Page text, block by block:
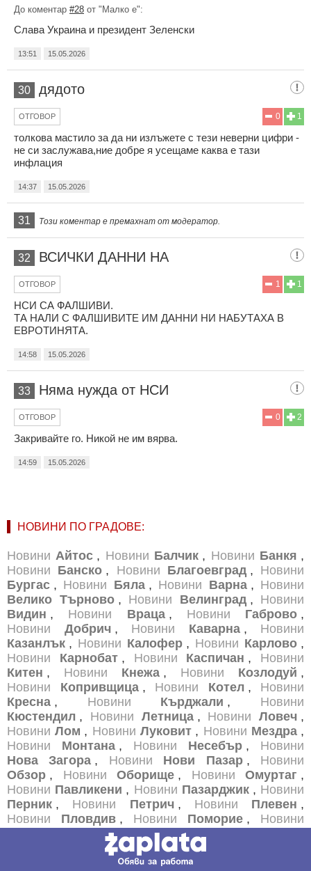
До коментар #28 от "Малко е":
Слава Украина и президент Зеленски
13:51 15.05.2026
30 дядото
1
0
ОТГОВОР
толкова мастило за да ни излъжете с тези неверни цифри -
не си заслужава,ние добре я усещаме каква е тази
инфлация
14:37 15.05.2026
31 Този коментар е премахнат от модератор.
32 ВСИЧКИ ДАННИ НА
1
1
ОТГОВОР
НСИ СА ФАЛШИВИ.
ТА НАЛИ С ФАЛШИВИТЕ ИМ ДАННИ НИ НАБУТАХА В
ЕВРОТИНЯТА.
14:58 15.05.2026
33 Няма нужда от НСИ
2
0
ОТГОВОР
Закривайте го. Никой не им вярва.
14:59 15.05.2026
НОВИНИ ПО ГРАДОВЕ:
Новини Айтос , Новини Балчик , Новини Банкя ,
Новини Банско , Новини Благоевград , Новини
Бургас , Новини Бяла , Новини Варна , Новини
Велико Търново , Новини Велинград , Новини
Видин , Новини Враца , Новини Габрово ,
Новини
Добрич , Новини Каварна , Новини
Казанлък , Новини Калофер , Новини Карлово ,
Новини
Карнобат , Новини Каспичан , Новини
Китен , Новини Кнежа , Новини Козлодуй ,
Новини
Копривщица , Новини Котел , Новини
Кресна , Новини Кърджали , Новини
Кюстендил , Новини Летница , Новини Ловеч ,
Новини Лом , Новини Луковит , Новини Мездра ,
Новини
Монтана , Новини Несебър , Новини
Нова Загора , Новини Нови Пазар , Новини
Обзор , Новини Оборище , Новини Омуртаг ,
Новини Павликени , Новини Пазарджик , Новини
Перник , Новини Петрич , Новини Плевен ,
Новини
Пловдив , Новини Поморие , Новини
Новини Радомир , Новини
,Новини Русе ,Новини
Сандански ,Новини